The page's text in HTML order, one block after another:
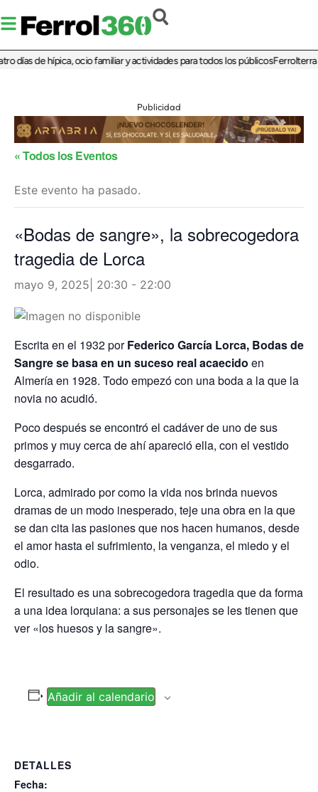
días de hípica, ocio familiar y actividades para todos los públicosFerrolterra
Publicidad
« Todos los Eventos
Este evento ha pasado.
«Bodas de sangre», la sobrecogedora
tragedia de Lorca
mayo 9, 2025| 20:30 - 22:00
Escrita en el 1932 porFederico García Lorca, Bodas de
Sangre se basa en un suceso real acaecido en
Almería en 1928. Todo empezó con una boda a la que la
novia no acudió.
Poco después se encontró el cadáver de uno de sus
primos y muy cerca de ahí apareció ella, con el vestido
desgarrado.
Lorca, admirado por como la vida nos brinda nuevos
dramas de un modo inesperado, teje una obra en la que
se dan cita las pasiones que nos hacen humanos, desde
el amor hasta el sufrimiento, la venganza, el miedo y el
odio.
El resultado es una sobrecogedora tragedia que da forma
a una idea lorquiana: a sus personajes se les tienen que
ver «los huesos y la sangre».
Añadir al calendario
DETALLES
Fecha: